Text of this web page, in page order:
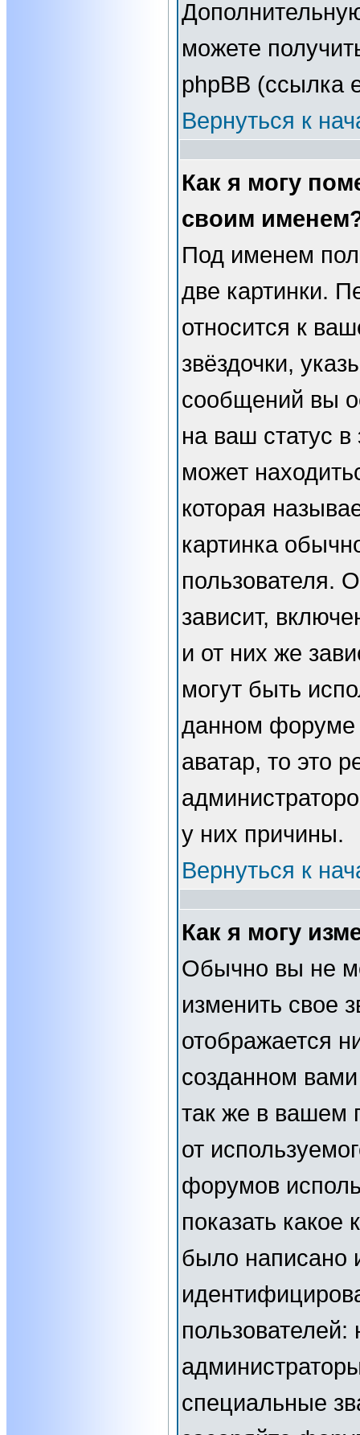
можете
phpBB (ссылка
Вернуться к
Как я могу
своим
Под именем
две картинки.
относится к
звёздочки,
сообщений вы
на ваш статус
может
которая
картинка
пользователя.
зависит,
и от них же
могут быть
данном форуме
аватар, то это
у них причины.
Вернуться к
Как я могу
Обычно вы не
изменить свое
отображается
созданном
так же в вашем
от
форумов
показать какое
было написано
специальные